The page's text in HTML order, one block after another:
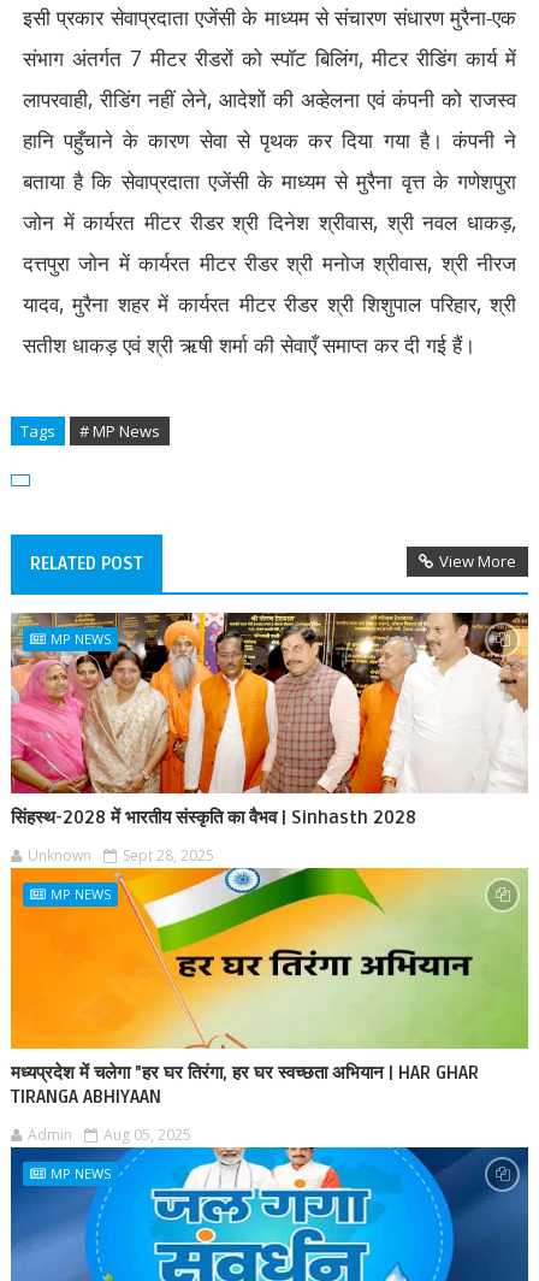
इसी प्रकार सेवाप्रदाता एजेंसी के माध्यम से संचारण संधारण मुरैना-एक
संभाग अंतर्गत 7 मीटर रीडरों को स्पॉट बिलिंग,मीटर रीडिंग कार्य में
लापरवाही,रीडिंग नहीं लेने, आदेशों की अव्हेलना एवं कंपनी को राजस्व
हानि पहुँचाने के कारण सेवा से पृथक कर दिया गया है। कंपनी ने
बताया है कि सेवाप्रदाता एजेंसी के माध्यम से मुरैना वृत्त के गणेशपुरा
जोन में कार्यरत मीटर रीडर श्री दिनेश श्रीवास,श्री नवल धाकड़,
दत्तपुरा जोन में कार्यरत मीटर रीडर श्री मनोज श्रीवास,श्री नीरज
यादव,मुरैना शहर में कार्यरत मीटर रीडर श्री शिशुपाल परिहार,श्री
सतीश धाकड़ एवं श्री ऋषी शर्मा की सेवाएँ समाप्त कर दी गई हैं।
Tags # MP News
RELATED POST View More
MP NEWS
सिंहस्थ-2028 में भारतीय संस्कृति का वैभव | Sinhasth 2028
Unknown Sept 28, 2025
MP NEWS
मध्यप्रदेश में चलेगा "हर घर तिरंगा, हर घर स्वच्छता अभियान | HAR GHAR
TIRANGA ABHIYAAN
Admin Aug 05, 2025
MP NEWS